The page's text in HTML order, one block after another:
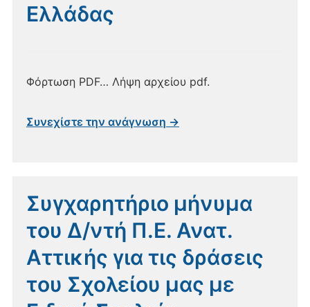
Ελλάδας
Φόρτωση PDF… Λήψη αρχείου pdf.
Συνεχίστε την ανάγνωση →
Συγχαρητήριο μήνυμα
του Δ/ντή Π.Ε. Ανατ.
Αττικής για τις δράσεις
του Σχολείου μας με